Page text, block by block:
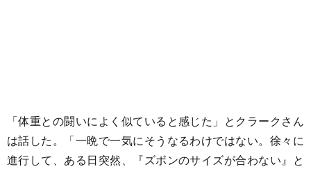
「体重との闘いによく似ていると感じた」とクラークさん
は話した。「一晩で一気にそうなるわけではない。徐々に
進行して、ある日突然、『ズボンのサイズが合わない』と